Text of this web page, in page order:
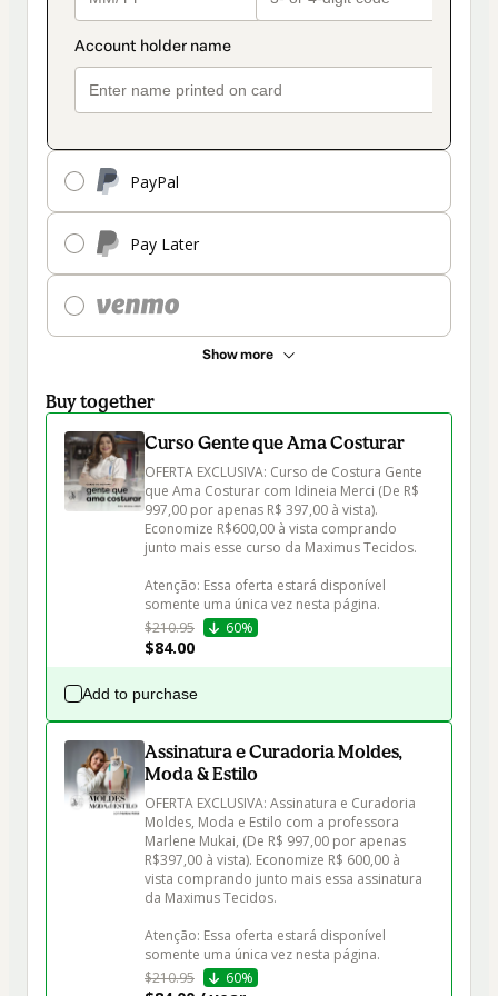
PayPal
Pay Later
Show more
Buy together
Curso Gente que Ama Costurar
OFERTA EXCLUSIVA: Curso de Costura Gente
que Ama Costurar com Idineia Merci (De R$
997,00 por apenas R$ 397,00 à vista).
Economize R$600,00 à vista comprando
junto mais esse curso da Maximus Tecidos.
Atenção: Essa oferta estará disponível
somente uma única vez nesta página.
$210.95
60%
$84.00
Add to purchase
Assinatura e Curadoria Moldes,
Moda & Estilo
OFERTA EXCLUSIVA: Assinatura e Curadoria
Moldes, Moda e Estilo com a professora
Marlene Mukai, (De R$ 997,00 por apenas
R$397,00 à vista). Economize R$ 600,00 à
vista comprando junto mais essa assinatura
da Maximus Tecidos.
Atenção: Essa oferta estará disponível
somente uma única vez nesta página.
$210.95
60%